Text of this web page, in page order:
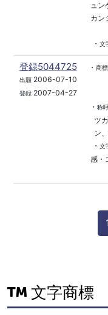
ュン
カン
・ 文
登録5044725
出願2006-07-10
登録2007-04-27
・ 商
・ 称
ツ
ン
・ 文
感・
1
文字商標